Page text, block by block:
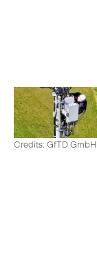
Credits: GfTD GmbH